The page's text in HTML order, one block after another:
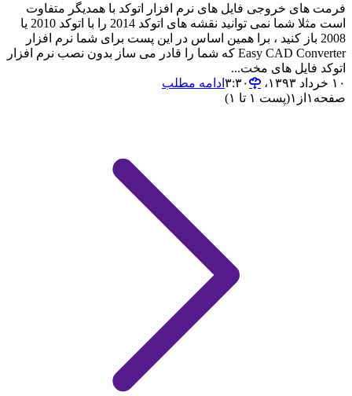
فرمت های خروجی فایل های نرم افزار اتوکد با همدیگر متفاوت
است مثلا شما نمی توانید نقشه های اتوکد 2014 را با اتوکد 2010 یا
2008 باز کنید ، برا همین اساس در این پست برای شما نرم افزار
Easy CAD Converter که شما را قادر می ساز بدون نصب نرم افزار
اتوکد فایل های مخت...
۱۰ خرداد ۱۳۹۳،‏ ۳:۳۰
ادامه مطلب
صفحه ۱ از ۱(پست ۱ تا ۱)